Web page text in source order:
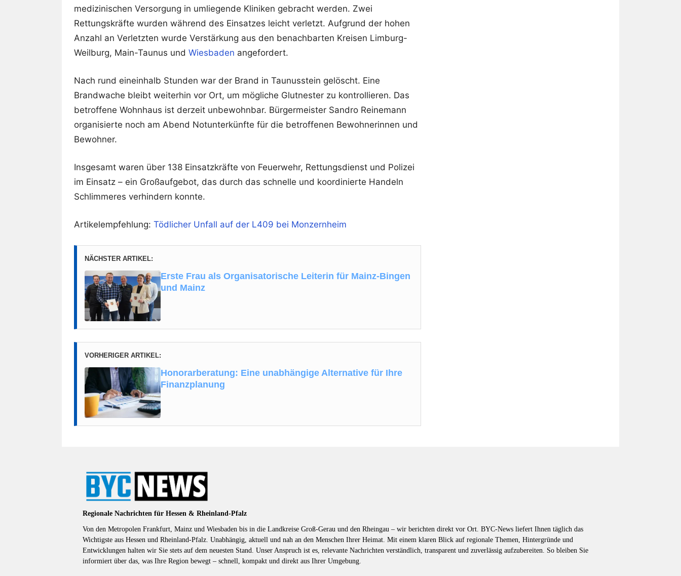
medizinischen Versorgung in umliegende Kliniken gebracht werden. Zwei
Rettungskräfte wurden während des Einsatzes leicht verletzt. Aufgrund der hohen
Anzahl an Verletzten wurde Verstärkung aus den benachbarten Kreisen Limburg-
Weilburg, Main-Taunus und Wiesbaden angefordert.
Nach rund eineinhalb Stunden war der Brand in Taunusstein gelöscht. Eine
Brandwache bleibt weiterhin vor Ort, um mögliche Glutnester zu kontrollieren. Das
betroffene Wohnhaus ist derzeit unbewohnbar. Bürgermeister Sandro Reinemann
organisierte noch am Abend Notunterkünfte für die betroffenen Bewohnerinnen und
Bewohner.
Insgesamt waren über 138 Einsatzkräfte von Feuerwehr, Rettungsdienst und Polizei
im Einsatz – ein Großaufgebot, das durch das schnelle und koordinierte Handeln
Schlimmeres verhindern konnte.
Artikelempfehlung: Tödlicher Unfall auf der L409 bei Monzernheim
NÄCHSTER ARTIKEL:
Erste Frau als Organisatorische Leiterin für Mainz-Bingen
und Mainz
VORHERIGER ARTIKEL:
Honorarberatung: Eine unabhängige Alternative für Ihre
Finanzplanung
Regionale Nachrichten für Hessen & Rheinland-Pfalz
Von den Metropolen Frankfurt, Mainz und Wiesbaden bis in die Landkreise Groß-Gerau und den Rheingau – wir berichten direkt vor Ort. BYC-News liefert Ihnen täglich das
Wichtigste aus Hessen und Rheinland-Pfalz. Unabhängig, aktuell und nah an den Menschen Ihrer Heimat. Mit einem klaren Blick auf regionale Themen, Hintergründe und
Entwicklungen halten wir Sie stets auf dem neuesten Stand. Unser Anspruch ist es, relevante Nachrichten verständlich, transparent und zuverlässig aufzubereiten. So bleiben Sie
informiert über das, was Ihre Region bewegt – schnell, kompakt und direkt aus Ihrer Umgebung.